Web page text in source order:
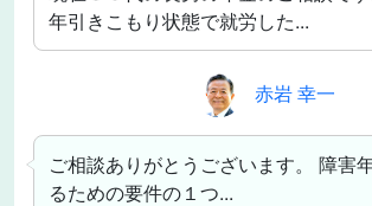
年引きこもり状態で就労した...
赤岩 幸一
ご相談ありがとうございます。 障害
るための要件の１つ...